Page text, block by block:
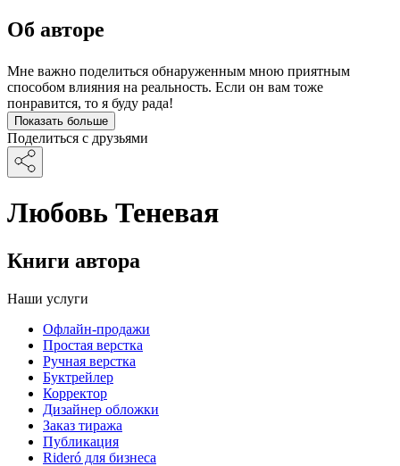
Об авторе
Мне важно поделиться обнаруженным мною приятным
способом влияния на реальность. Если он вам тоже
понравится, то я буду рада!
Показать больше
Поделиться с друзьями
Любовь Теневая
Книги автора
Наши услуги
Офлайн-продажи
Простая верстка
Ручная верстка
Буктрейлер
Корректор
Дизайнер обложки
Заказ тиража
Публикация
Rideró для бизнеса